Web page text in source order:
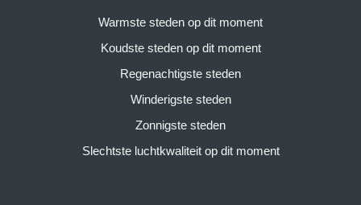
Warmste steden op dit moment
Koudste steden op dit moment
Regenachtigste steden
Winderigste steden
Zonnigste steden
Slechtste luchtkwaliteit op dit moment